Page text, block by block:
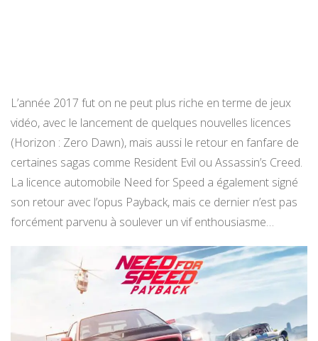
L’année 2017 fut on ne peut plus riche en terme de jeux
vidéo, avec le lancement de quelques nouvelles licences
(Horizon : Zero Dawn), mais aussi le retour en fanfare de
certaines sagas comme Resident Evil ou Assassin’s Creed.
La licence automobile Need for Speed a également signé
son retour avec l’opus Payback, mais ce dernier n’est pas
forcément parvenu à soulever un vif enthousiasme…